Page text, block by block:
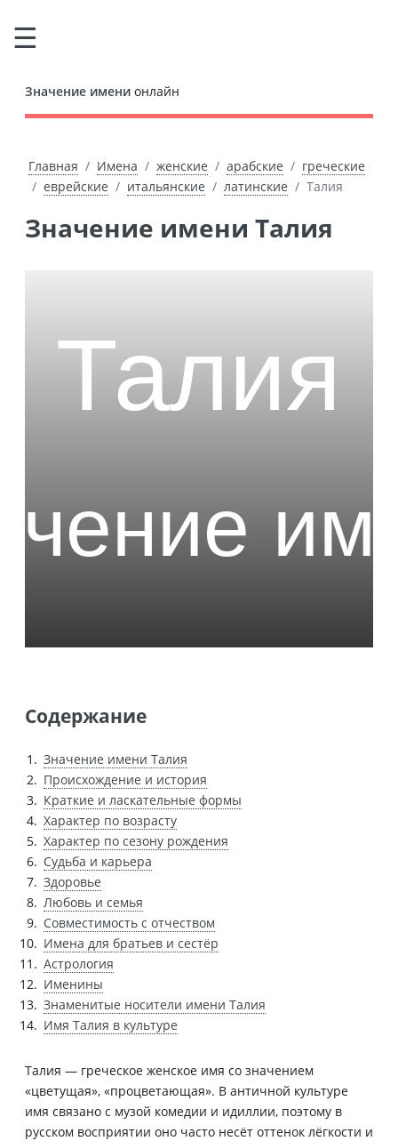
Значение имени онлайн
Главная Имена женские арабские
греческие
еврейские
итальянские латинские Талия
Значение имени Талия
Содержание
Значение имени Талия
Происхождение и история
Краткие и ласкательные формы
Характер по возрасту
Характер по сезону рождения
Судьба и карьера
Здоровье
Любовь и семья
Совместимость с отчеством
Имена для братьев и сестёр
Астрология
Именины
Знаменитые носители имени Талия
Имя Талия в культуре
Талия — греческое женское имя со значением
«цветущая», «процветающая». В античной культуре
имя связано с музой комедии и идиллии, поэтому в
русском восприятии оно часто несёт оттенок лёгкости и